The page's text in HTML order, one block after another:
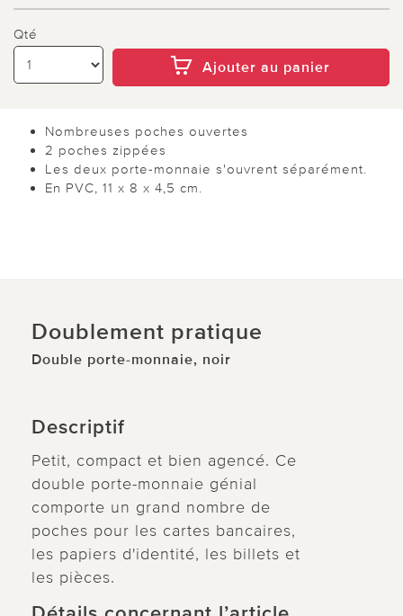
Qté
Ajouter au panier
Nombreuses poches ouvertes
2 poches zippées
Les deux porte-monnaie s'ouvrent séparément.
En PVC, 11 x 8 x 4,5 cm.
Doublement pratique
Double porte-monnaie, noir
Descriptif
Petit, compact et bien agencé. Ce
double porte-monnaie génial
comporte un grand nombre de
poches pour les cartes bancaires,
les papiers d'identité, les billets et
les pièces.